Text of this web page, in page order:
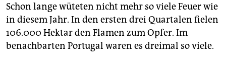
Schon lange wüteten nicht mehr so viele Feuer wie
in diesem Jahr. In den ersten drei Quartalen fielen
106.000 Hektar den Flamen zum Opfer. Im
benachbarten Portugal waren es dreimal so viele.